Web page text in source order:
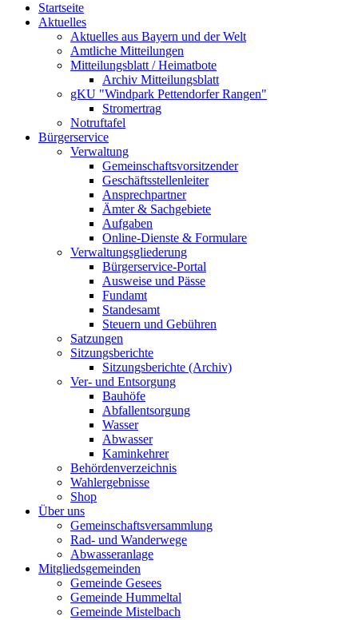
Startseite
Aktuelles
Aktuelles aus Bayern und der Welt
Amtliche Mitteilungen
Mitteilungsblatt / Heimatbote
Archiv Mitteilungsblatt
gKU "Windpark Pettendorfer Rangen"
Stromertrag
Notruftafel
Bürgerservice
Verwaltung
Gemeinschaftsvorsitzender
Geschäftsstellenleiter
Ansprechpartner
Ämter & Sachgebiete
Aufgaben
Online-Dienste & Formulare
Verwaltungsgliederung
Bürgerservice-Portal
Ausweise und Pässe
Fundamt
Standesamt
Steuern und Gebühren
Satzungen
Sitzungsberichte
Sitzungsberichte (Archiv)
Ver- und Entsorgung
Bauhöfe
Abfallentsorgung
Wasser
Abwasser
Kaminkehrer
Behördenverzeichnis
Wahlergebnisse
Shop
Über uns
Gemeinschaftsversammlung
Rad- und Wanderwege
Abwasseranlage
Mitgliedsgemeinden
Gemeinde Gesees
Gemeinde Hummeltal
Gemeinde Mistelbach